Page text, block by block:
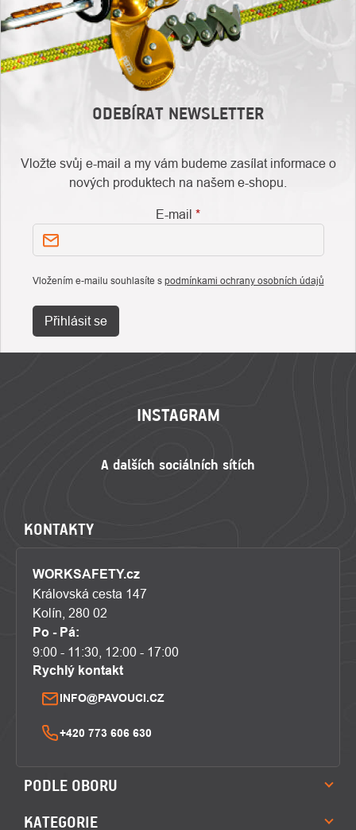
ODEBÍRAT NEWSLETTER
Vložte svůj e-mail a my vám budeme zasílat informace o
nových produktech na našem e-shopu.
E-mail
Vložením e-mailu souhlasíte s podmínkami ochrany osobních údajů
Přihlásit se
INSTAGRAM
KONTAKTY
WORKSAFETY.cz
Královská cesta 147
Kolín, 280 02
Po - Pá:
9:00 - 11:30, 12:00 - 17:00
Rychlý kontakt
INFO@PAVOUCI.CZ
+420 773 606 630
PODLE OBORU
KATEGORIE